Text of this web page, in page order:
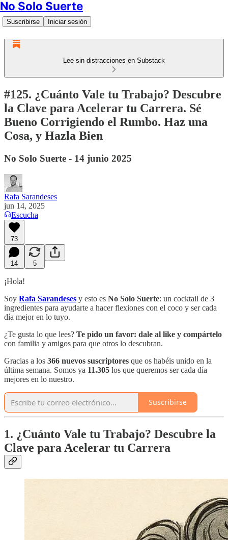
No Solo Suerte
Suscribirse Iniciar sesión
Lee sin distracciones en Substack
#125. ¿Cuánto Vale tu Trabajo? Descubre
la Clave para Acelerar tu Carrera. Sé
Bueno Corrigiendo el Rumbo. Haz una
Cosa, y Hazla Bien
No Solo Suerte - 14 junio 2025
Rafa Sarandeses
jun 14, 2025
Escucha
73
14 5
¡Hola!
Soy Rafa Sarandeses y esto es No Solo Suerte: un cocktail de 3
ingredientes para ayudarte a hacer flexiones con el coco y ser cada
día mejor en lo tuyo.
¿Te gusta lo que lees? Te pido un favor: dale al like y compártelo
con familia y amigos para que otros lo descubran.
Gracias a los 366 nuevos suscriptores que os habéis unido en la
última semana. Somos ya 11.305 los que queremos ser cada día
mejores en lo nuestro.
Suscribirse
1. ¿Cuánto Vale tu Trabajo? Descubre la
Clave para Acelerar tu Carrera